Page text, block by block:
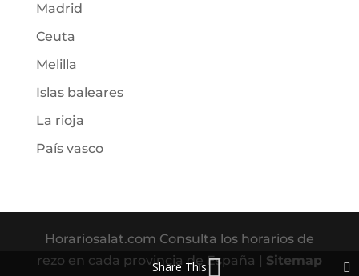
Madrid
Ceuta
Melilla
Islas baleares
La rioja
País vasco
Horariosalat.com Consulta los horarios de
rezo en cada provincia de España | Sitemap
Share This